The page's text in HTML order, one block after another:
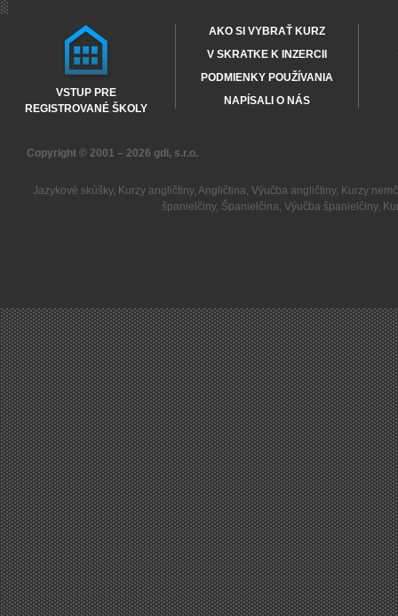
VSTUP PRE
REGISTROVANÉ ŠKOLY
AKO SI VYBRAŤ KURZ
V SKRATKE K INZERCII
PODMIENKY POUŽÍVANIA
NAPÍSALI O NÁS
Copyright © 2001 – 2026 gdi, s.r.o.
Jazykové skúšky, Kurzy angličtiny, Angličtina, Výučba angličtiny, Kurzy
španielčiny, Španielčina, Výučba španielčiny,